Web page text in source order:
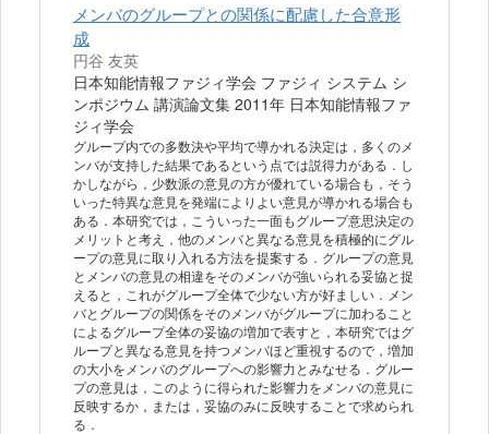
メンバのグループとの関係に配慮した合意形
成
円谷 友英
日本知能情報ファジィ学会 ファジィ システム シ
ンポジウム 講演論文集 2011年 日本知能情報ファ
ジィ学会
グループ内での多数決や平均で導かれる決定は，多くのメ
ンバが支持した結果であるという点では説得力がある．し
かしながら，少数派の意見の方が優れている場合も，そう
いった特異な意見を発端によりよい意見が導かれる場合も
ある．本研究では，こういった一面もグループ意思決定の
メリットと考え，他のメンバと異なる意見を積極的にグル
ープの意見に取り入れる方法を提案する．グループの意見
とメンバの意見の相違をそのメンバが強いられる妥協と捉
えると，これがグループ全体で少ない方が好ましい．メン
バとグループの関係をそのメンバがグループに加わること
によるグループ全体の妥協の増加で表すと，本研究ではグ
ループと異なる意見を持つメンバほど重視するので，増加
の大小をメンバのグループへの影響力とみなせる．グルー
プの意見は，このように得られた影響力をメンバの意見に
反映するか，または，妥協のみに反映することで求められ
る．